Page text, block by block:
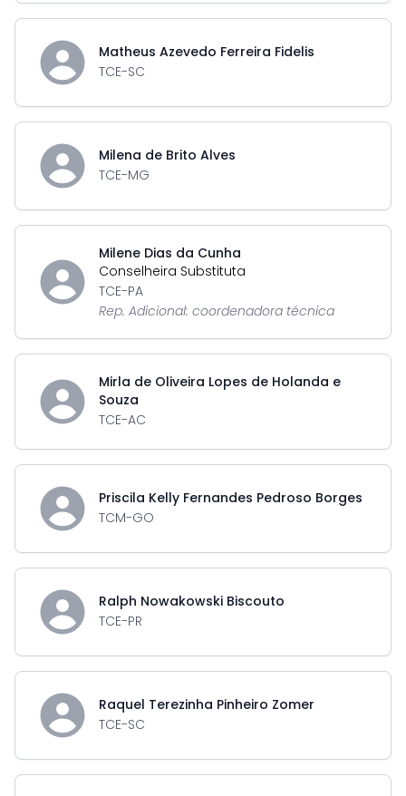
Matheus Azevedo Ferreira Fidelis
TCE-SC
Milena de Brito Alves
TCE-MG
Milene Dias da Cunha
Conselheira Substituta
TCE-PA
Rep. Adicional: coordenadora técnica
Mirla de Oliveira Lopes de Holanda e
Souza
TCE-AC
Priscila Kelly Fernandes Pedroso Borges
TCM-GO
Ralph Nowakowski Biscouto
TCE-PR
Raquel Terezinha Pinheiro Zomer
TCE-SC